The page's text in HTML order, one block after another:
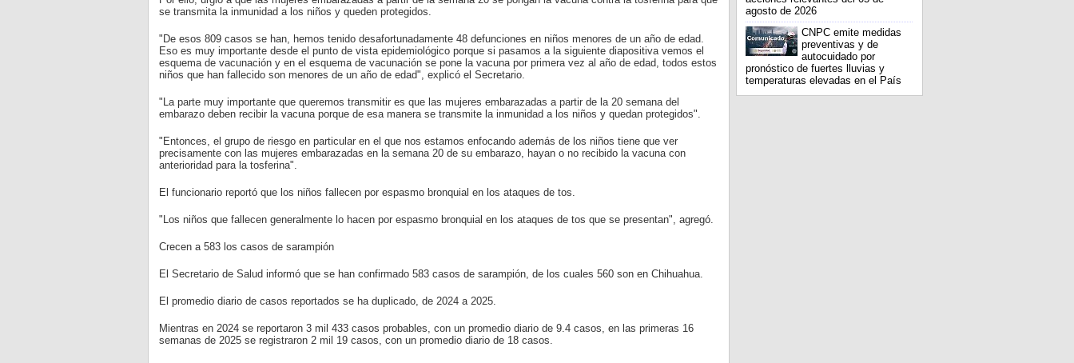
se transmita la inmunidad a los niños y queden protegidos.
"De esos 809 casos se han, hemos tenido desafortunadamente 48 defunciones en niños menores de un año de edad.
Eso es muy importante desde el punto de vista epidemiológico porque si pasamos a la siguiente diapositiva vemos el
esquema de vacunación y en el esquema de vacunación se pone la vacuna por primera vez al año de edad, todos estos
niños que han fallecido son menores de un año de edad", explicó el Secretario.
"La parte muy importante que queremos transmitir es que las mujeres embarazadas a partir de la 20 semana del
embarazo deben recibir la vacuna porque de esa manera se transmite la inmunidad a los niños y quedan protegidos".
"Entonces, el grupo de riesgo en particular en el que nos estamos enfocando además de los niños tiene que ver
precisamente con las mujeres embarazadas en la semana 20 de su embarazo, hayan o no recibido la vacuna con
anterioridad para la tosferina".
El funcionario reportó que los niños fallecen por espasmo bronquial en los ataques de tos.
"Los niños que fallecen generalmente lo hacen por espasmo bronquial en los ataques de tos que se presentan", agregó.
Crecen a 583 los casos de sarampión
El Secretario de Salud informó que se han confirmado 583 casos de sarampión, de los cuales 560 son en Chihuahua.
El promedio diario de casos reportados se ha duplicado, de 2024 a 2025.
Mientras en 2024 se reportaron 3 mil 433 casos probables, con un promedio diario de 9.4 casos, en las primeras 16
semanas de 2025 se registraron 2 mil 19 casos, con un promedio diario de 18 casos.
agosto de 2026
CNPC emite medidas
preventivas y de
autocuidado por
pronóstico de fuertes lluvias y
temperaturas elevadas en el País